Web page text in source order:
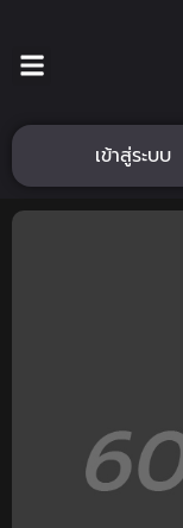
เข้าสู่ระบบ